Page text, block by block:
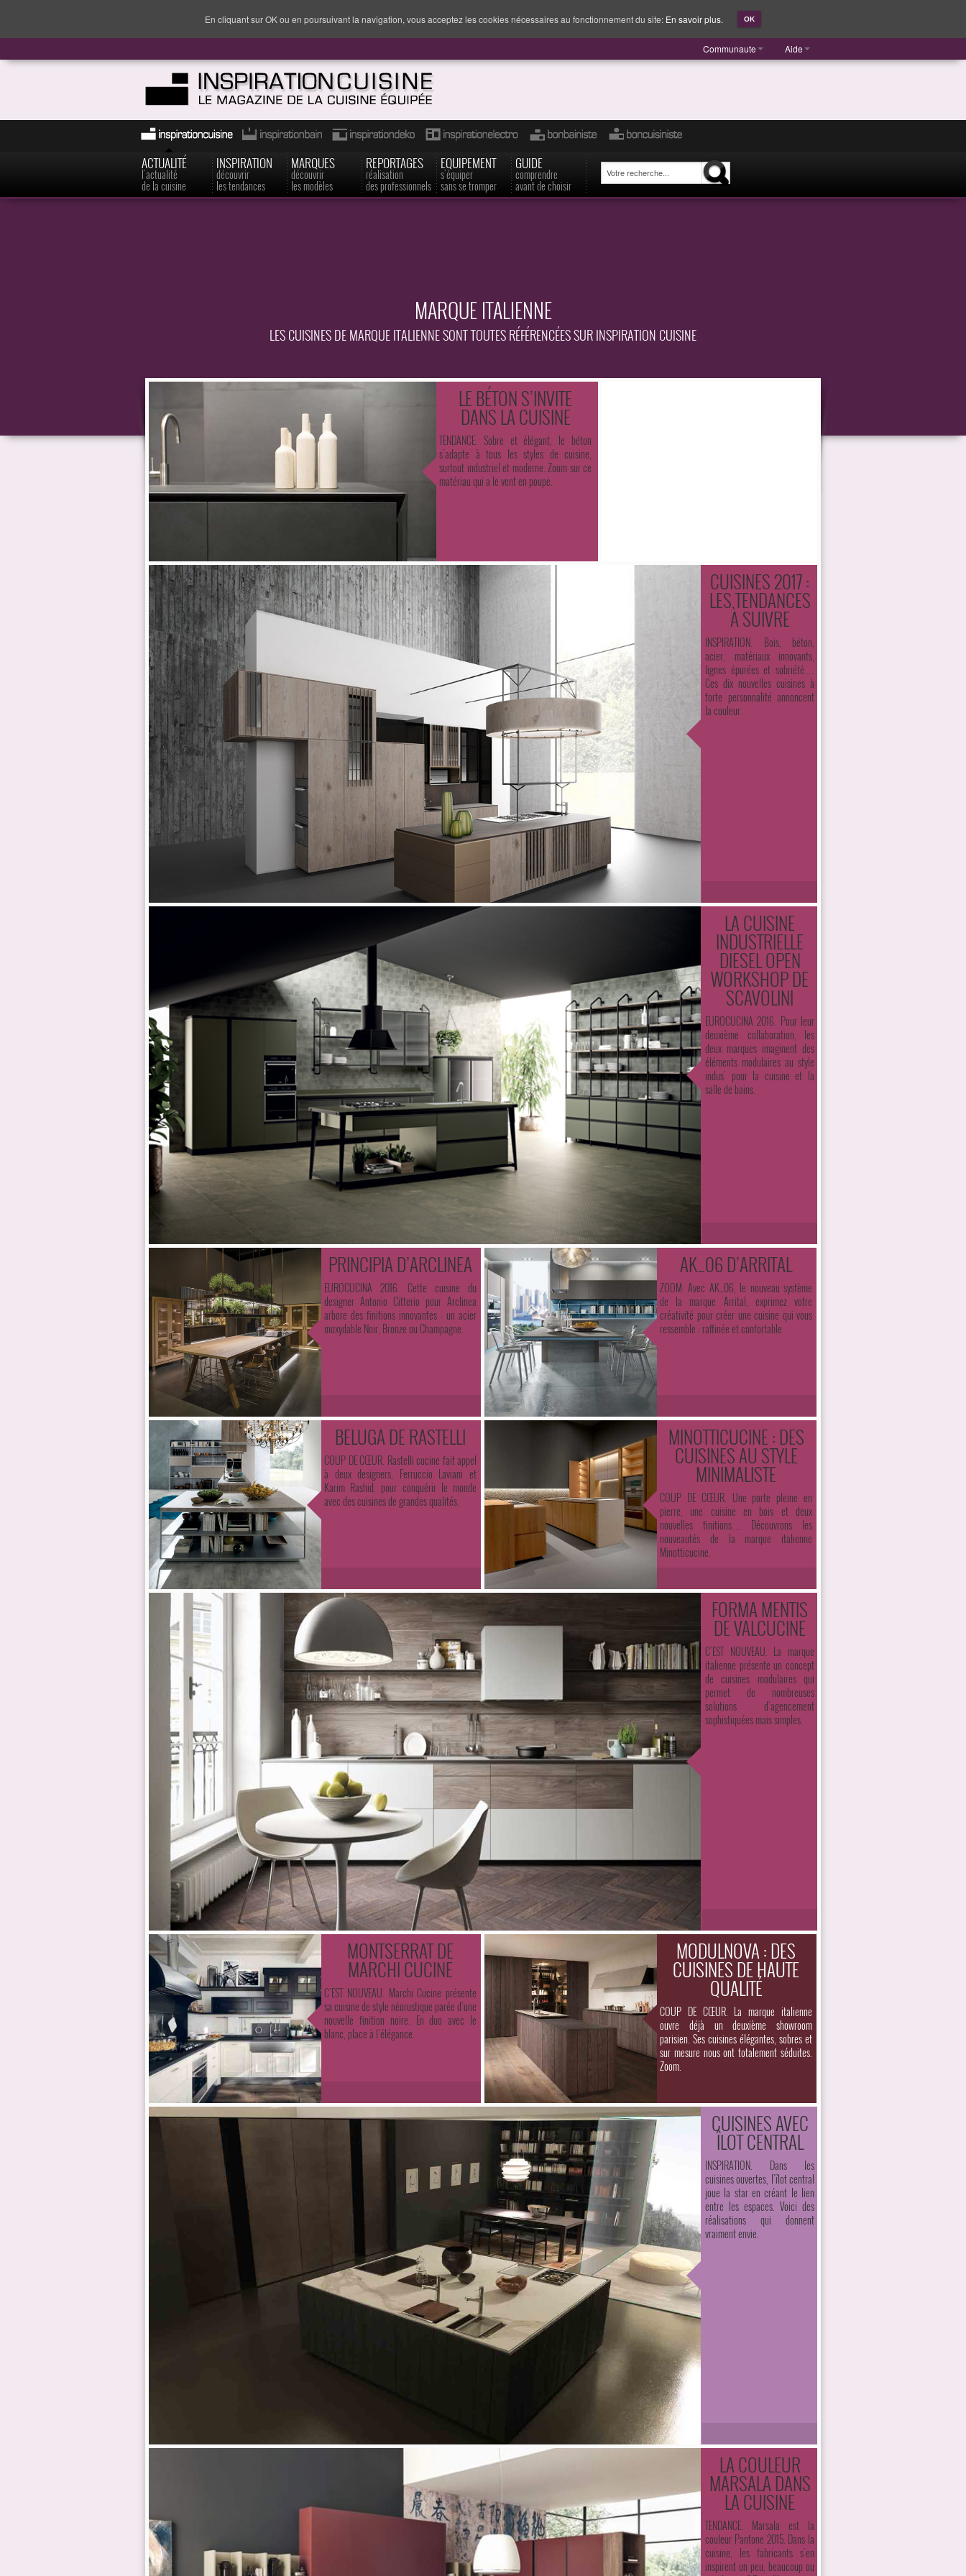
Communaute Aide
ACTUALITÉ
l'actualité
de la cuisine
INSPIRATION
découvrir
les tendances
MARQUES
découvrir
les modèles
REPORTAGES
réalisation
des professionnels
EQUIPEMENT
s'équiper
sans se tromper
GUIDE
comprendre
avant de choisir
MARQUE ITALIENNE
LES CUISINES DE MARQUE ITALIENNE SONT TOUTES RÉFÉRENCÉES SUR INSPIRATION CUISINE
LE BÉTON S’INVITE
DANS LA CUISINE
TENDANCE. Sobre et élégant, le béton
s’adapte à tous les styles de cuisine,
surtout industriel et moderne. Zoom sur ce
matériau qui a le vent en poupe.
CUISINES 2017 :
LES TENDANCES
À SUIVRE
INSPIRATION. Bois, béton,
acier, matériaux innovants,
lignes épurées et sobriété…
Ces dix nouvelles cuisines à
forte personnalité annoncent
la couleur.
LA CUISINE
INDUSTRIELLE
DIESEL OPEN
WORKSHOP DE
SCAVOLINI
EUROCUCINA 2016. Pour leur
deuxième collaboration, les
deux marques imaginent des
éléments modulaires au style
indus’ pour la cuisine et la
salle de bains.
PRINCIPIA D’ARCLINEA
EUROCUCINA 2016. Cette cuisine du
designer Antonio Citterio pour Arclinea
arbore des finitions innovantes : un acier
inoxydable Noir, Bronze ou Champagne.
AK_06 D’ARRITAL
ZOOM. Avec AK_06, le nouveau système
de la marque Arrital, exprimez votre
créativité pour créer une cuisine qui vous
ressemble : raffinée et confortable
BELUGA DE RASTELLI
COUP DE CŒUR. Rastelli cucine fait appel
à deux designers, Ferruccio Laviani et
Karim Rashid, pour conquérir le monde
avec des cuisines de grandes qualités.
MINOTTICUCINE : DES
CUISINES AU STYLE
MINIMALISTE
COUP DE CŒUR. Une porte pleine en
pierre, une cuisine en bois et deux
nouvelles finitions… Découvrons les
nouveautés de la marque italienne
Minotticucine.
FORMA MENTIS
DE VALCUCINE
C’EST NOUVEAU. La marque
italienne présente un concept
de cuisines modulaires qui
permet de nombreuses
solutions d’agencement
sophistiquées mais simples.
MONTSERRAT DE
MARCHI CUCINE
C’EST NOUVEAU. Marchi Cucine présente
sa cuisine de style néorustique parée d’une
nouvelle finition noire. En duo avec le
blanc, place à l’élégance.
MODULNOVA : DES
CUISINES DE HAUTE
QUALITÉ
COUP DE CŒUR. La marque italienne
ouvre déjà un deuxième showroom
parisien. Ses cuisines élégantes, sobres et
sur mesure nous ont totalement séduites.
Zoom.
CUISINES AVEC
ÎLOT CENTRAL
INSPIRATION. Dans les
cuisines ouvertes, l’îlot central
joue la star en créant le lien
entre les espaces. Voici des
réalisations qui donnent
vraiment envie.
LA COULEUR
MARSALA DANS
LA CUISINE
TENDANCE. Marsala est la
couleur Pantone 2015. Dans la
cuisine, les fabricants s’en
inspirent un peu, beaucoup ou
En cliquant sur OK ou en poursuivant la navigation, vous acceptez les cookies nécessaires au fonctionnement du site: En savoir plus. OK